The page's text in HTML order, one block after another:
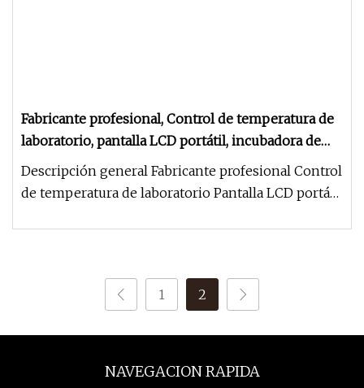
Fabricante profesional, Control de temperatura de
laboratorio, pantalla LCD portátil, incubadora de
baño seco con calefacción Digital de sobremesa
Descripción general Fabricante profesional Control
de temperatura de laboratorio Pantalla LCD portátil
1 2
NAVEGACION RAPIDA